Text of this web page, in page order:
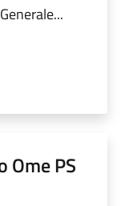
Ome PS